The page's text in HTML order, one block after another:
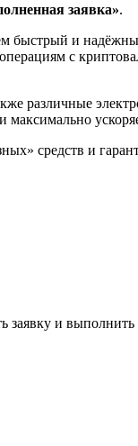
заявка».
быстрый и
с
различные
максимально
средств и
и выполнить